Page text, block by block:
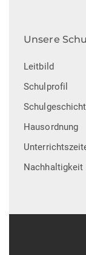
Unsere
Leitbild
Schulprofil
Hausordnung
Nachhaltigkeit